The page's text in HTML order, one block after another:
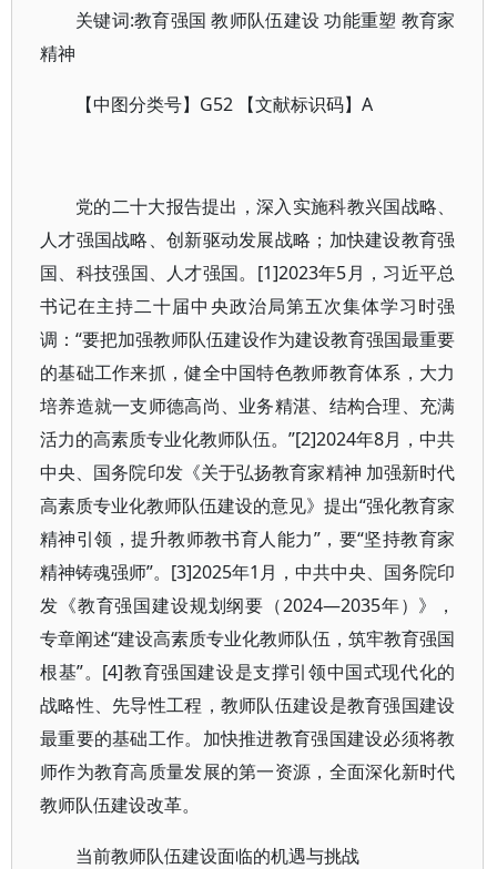
关键词:教育强国 教师队伍建设 功能重塑 教育家
精神
【中图分类号】G52 【文献标识码】A
党的二十大报告提出，深入实施科教兴国战略、
人才强国战略、创新驱动发展战略；加快建设教育强
国、科技强国、人才强国。[1]2023年5月，习近平总
书记在主持二十届中央政治局第五次集体学习时强
调：“要把加强教师队伍建设作为建设教育强国最重要
的基础工作来抓，健全中国特色教师教育体系，大力
培养造就一支师德高尚、业务精湛、结构合理、充满
活力的高素质专业化教师队伍。”[2]2024年8月，中共
中央、国务院印发《关于弘扬教育家精神 加强新时代
高素质专业化教师队伍建设的意见》提出“强化教育家
精神引领，提升教师教书育人能力”，要“坚持教育家
精神铸魂强师”。[3]2025年1月，中共中央、国务院印
发《教育强国建设规划纲要（2024—2035年）》，
专章阐述“建设高素质专业化教师队伍，筑牢教育强国
根基”。[4]教育强国建设是支撑引领中国式现代化的
战略性、先导性工程，教师队伍建设是教育强国建设
最重要的基础工作。加快推进教育强国建设必须将教
师作为教育高质量发展的第一资源，全面深化新时代
教师队伍建设改革。
当前教师队伍建设面临的机遇与挑战